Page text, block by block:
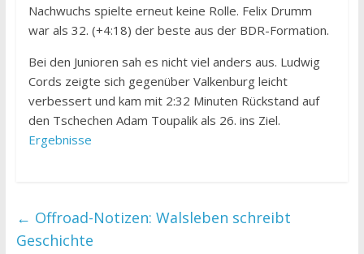
Nachwuchs spielte erneut keine Rolle. Felix Drumm
war als 32. (+4:18) der beste aus der BDR-Formation.
Bei den Junioren sah es nicht viel anders aus. Ludwig
Cords zeigte sich gegenüber Valkenburg leicht
verbessert und kam mit 2:32 Minuten Rückstand auf
den Tschechen Adam Toupalik als 26. ins Ziel.
Ergebnisse
← Offroad-Notizen: Walsleben schreibt
Geschichte